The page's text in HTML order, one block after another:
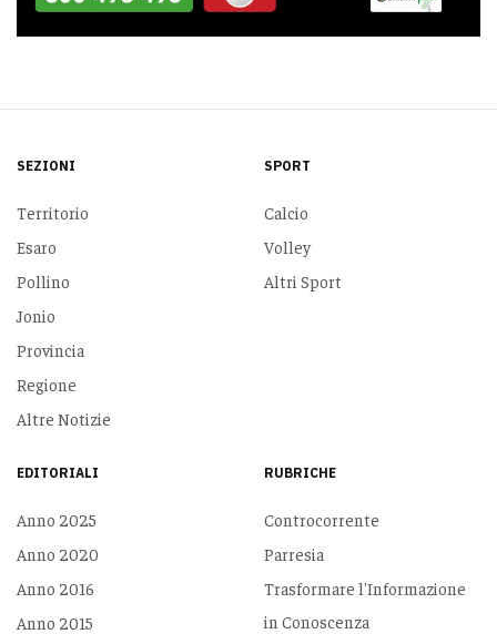
SEZIONI
Territorio
Esaro
Pollino
Jonio
Provincia
Regione
Altre Notizie
SPORT
Calcio
Volley
Altri Sport
EDITORIALI
Anno 2025
Anno 2020
Anno 2016
Anno 2015
RUBRICHE
Controcorrente
Parresia
Trasformare l'Informazione
in Conoscenza